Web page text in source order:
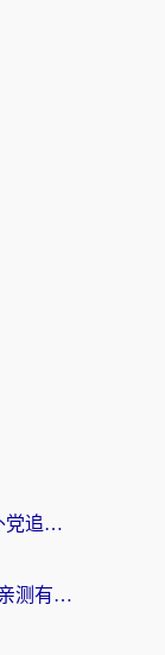
央视影音当前地区版权受限？海外党追剧看片的终极解决方案来了
交管12123国外能用吗？海外华人亲测有效的回国加速器选择指南